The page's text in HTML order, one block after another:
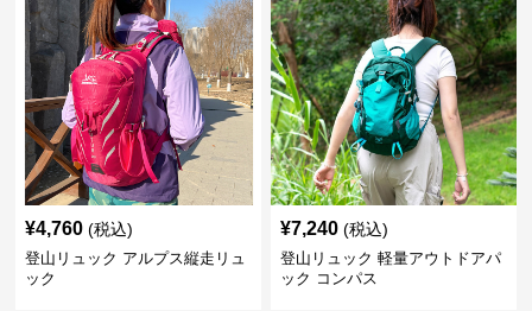
¥4,760 (税込)
登山リュック アルプス縦走リュ
ック
¥7,240 (税込)
登山リュック 軽量アウトドアパ
ック コンパス